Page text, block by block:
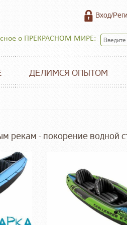
Вход/
о ПРЕКРАСНОМ МИРЕ:
ДЕЛИМСЯ ОПЫТОМ
рекам - покорение водной